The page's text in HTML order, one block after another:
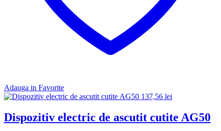
Adauga in Favorite
137,56 lei
Dispozitiv electric de ascutit cutite AG50